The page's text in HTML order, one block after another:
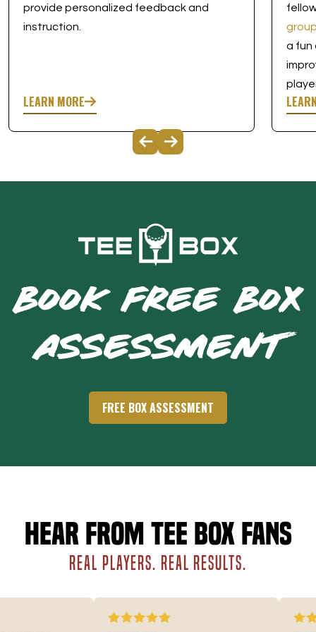
provide personalized feedback and
instruction.
LEARN MORE
a fun
BOOK FREE BOX
ASSESSMENT
FREE BOX ASSESSMENT
Hear from Tee Box fans
REAL PLAYERS. REAL RESULTS.